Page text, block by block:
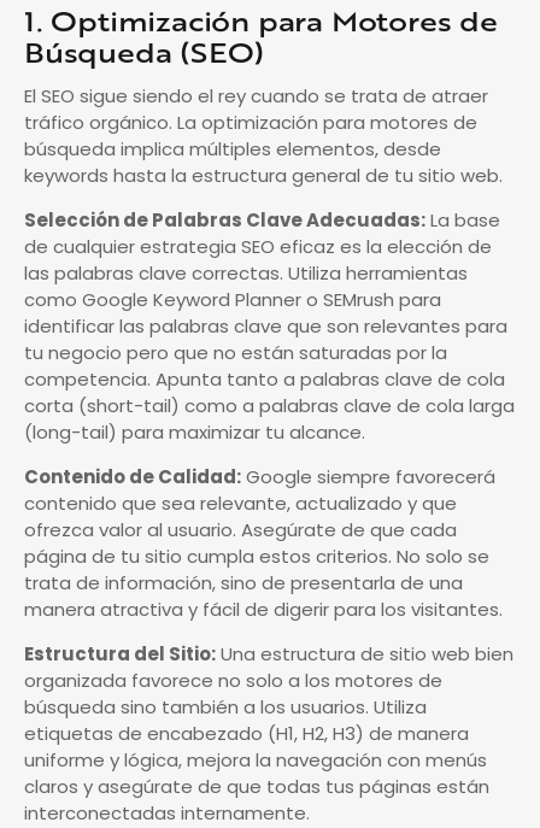
1. Optimización para Motores de
Búsqueda (SEO)
El SEO sigue siendo el rey cuando se trata de atraer
tráfico orgánico. La optimización para motores de
búsqueda implica múltiples elementos, desde
keywords hasta la estructura general de tu sitio web.
Selección de Palabras Clave Adecuadas:La base
de cualquier estrategia SEO eficaz es la elección de
las palabras clave correctas. Utiliza herramientas
como Google Keyword Planner o SEMrush para
identificar las palabras clave que son relevantes para
tu negocio pero que no están saturadas por la
competencia. Apunta tanto a palabras clave de cola
corta (short-tail) como a palabras clave de cola larga
(long-tail) para maximizar tu alcance.
Contenido de Calidad:Google siempre favorecerá
contenido que sea relevante, actualizado y que
ofrezca valor al usuario. Asegúrate de que cada
página de tu sitio cumpla estos criterios. No solo se
trata de información, sino de presentarla de una
manera atractiva y fácil de digerir para los visitantes.
Estructura del Sitio:Una estructura de sitio web bien
organizada favorece no solo a los motores de
búsqueda sino también a los usuarios. Utiliza
etiquetas de encabezado (H1, H2, H3) de manera
uniforme y lógica, mejora la navegación con menús
claros y asegúrate de que todas tus páginas están
interconectadas internamente.